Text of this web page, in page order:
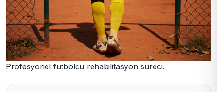
Profesyonel futbolcu rehabilitasyon süreci.